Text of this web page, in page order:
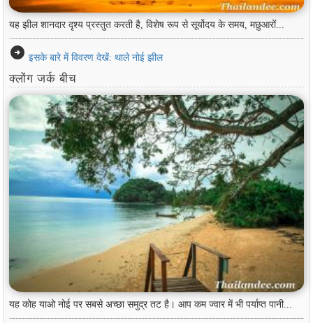
यह झील शानदार दृश्य प्रस्तुत करती है, विशेष रूप से सूर्योदय के समय, मछुआरों...
arrow_circle_right इसके बारे में विवरण देखें: थाले नोई झील
क्लोंग जर्क बीच
यह कोह याओ नोई पर सबसे अच्छा समुद्र तट है। आप कम ज्वार में भी पर्याप्त पानी...